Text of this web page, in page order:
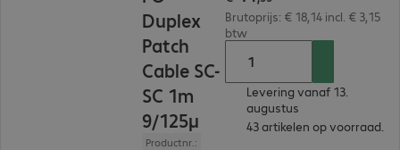
Duplex
Patch
Cable SC-
SC 1m
9/125µ
Productnr.:
Brutoprijs: € 18,14 incl. € 3,15
btw
Levering vanaf 13.
augustus
43 artikelen op voorraad.